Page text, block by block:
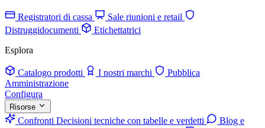
Registratori di cassa
Sale riunioni e retail
Distruggidocumenti
Etichettatrici
Esplora
Catalogo prodotti I nostri marchi
Pubblica
Amministrazione
Configura
Risorse
Confronti Decisioni tecniche con tabelle e verdetti
Blog e